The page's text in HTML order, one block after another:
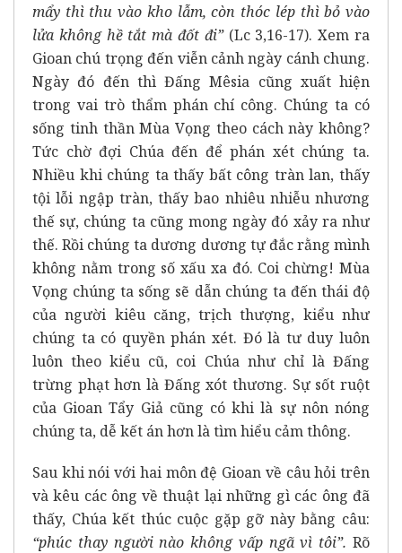
mẩy thì thu vào kho lẫm, còn thóc lép thì bỏ vào
lửa không hề tắt mà đốt đi”(Lc 3,16-17). Xem ra
Gioan chú trọng đến viễn cảnh ngày cánh chung.
Ngày đó đến thì Đấng Mêsia cũng xuất hiện
trong vai trò thẩm phán chí công. Chúng ta có
sống tinh thần Mùa Vọng theo cách này không?
Tức chờ đợi Chúa đến để phán xét chúng ta.
Nhiều khi chúng ta thấy bất công tràn lan, thấy
tội lỗi ngập tràn, thấy bao nhiêu nhiễu nhương
thế sự, chúng ta cũng mong ngày đó xảy ra như
thế. Rồi chúng ta dương dương tự đắc rằng mình
không nằm trong số xấu xa đó. Coi chừng! Mùa
Vọng chúng ta sống sẽ dẫn chúng ta đến thái độ
của người kiêu căng, trịch thượng, kiểu như
chúng ta có quyền phán xét. Đó là tư duy luôn
luôn theo kiểu cũ, coi Chúa như chỉ là Đấng
trừng phạt hơn là Đấng xót thương. Sự sốt ruột
của Gioan Tẩy Giả cũng có khi là sự nôn nóng
chúng ta, dễ kết án hơn là tìm hiểu cảm thông.
Sau khi nói với hai môn đệ Gioan về câu hỏi trên
và kêu các ông về thuật lại những gì các ông đã
thấy, Chúa kết thúc cuộc gặp gỡ này bằng câu:
“phúc thay người nào không vấp ngã vì tôi”. Rõ